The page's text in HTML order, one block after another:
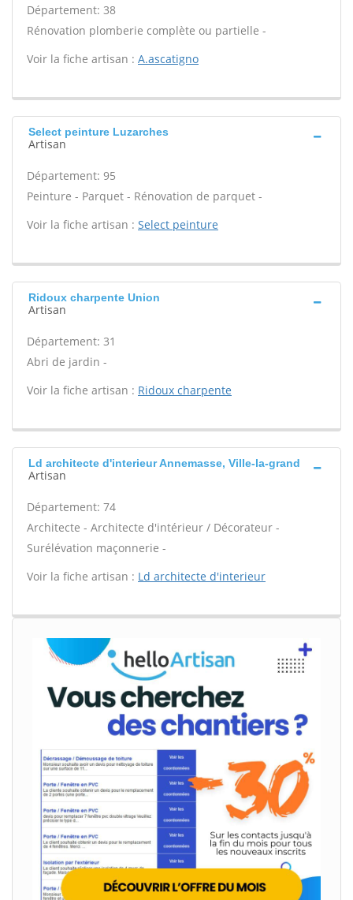
Département: 38
Rénovation plomberie complète ou partielle -
Voir la fiche artisan : A.ascatigno
Select peinture Luzarches
Artisan
Département: 95
Peinture - Parquet - Rénovation de parquet -
Voir la fiche artisan : Select peinture
Ridoux charpente Union
Artisan
Département: 31
Abri de jardin -
Voir la fiche artisan : Ridoux charpente
Ld architecte d'interieur Annemasse, Ville-la-grand
Artisan
Département: 74
Architecte - Architecte d'intérieur / Décorateur -
Surélévation maçonnerie -
Voir la fiche artisan : Ld architecte d'interieur